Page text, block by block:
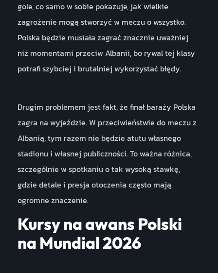
gole, co samo w sobie pokazuje, jak wielkie
zagrożenie mogą stworzyć w meczu o wszystko.
Polska będzie musiała zagrać znacznie uważniej
niż momentami przeciw Albanii, bo rywal tej klasy
potrafi szybciej i brutalniej wykorzystać błędy.
Drugim problemem jest fakt, że finał baraży Polska
zagra na wyjeździe. W przeciwieństwie do meczu z
Albanią, tym razem nie będzie atutu własnego
stadionu i własnej publiczności. To ważna różnica,
szczególnie w spotkaniu o tak wysoką stawkę,
gdzie detale i presja otoczenia często mają
ogromne znaczenie.
Kursy na awans Polski
na Mundial 2026